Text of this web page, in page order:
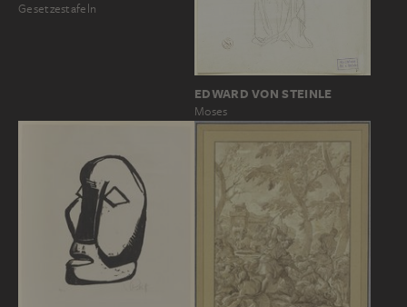
Gesetzestafeln
EDWARD VON STEINLE
Moses